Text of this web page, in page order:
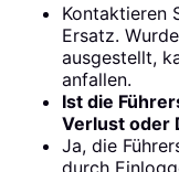
Kontaktieren
Ersatz.
ausgestellt,
anfallen.
Ist die
Verlust oder
Ja, die
durch